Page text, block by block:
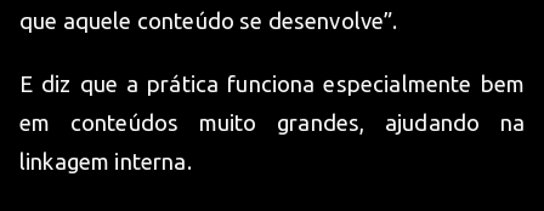
que aquele conteúdo se desenvolve”.
E diz que a prática funciona especialmente bem
em conteúdos muito grandes, ajudando na
linkagem interna.